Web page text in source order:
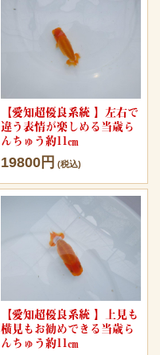
【愛知超優良系統 】左右で
違う表情が楽しめる当歳ら
んちゅう約11㎝
19800円 (税込)
【愛知超優良系統 】上見も
横見もお勧めできる当歳ら
んちゅう約11㎝